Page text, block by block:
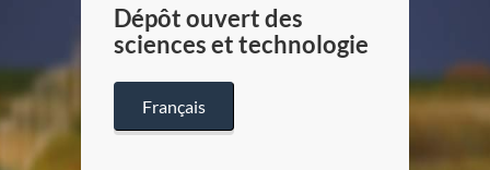
Dépôt ouvert des
sciences et technologie
Français